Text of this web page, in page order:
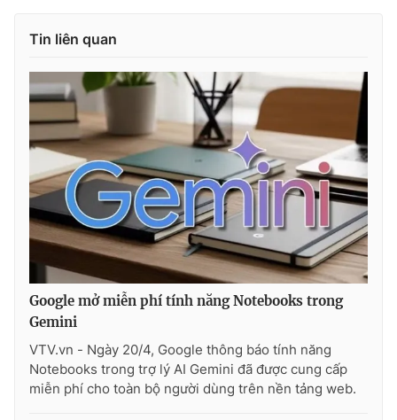
Tin liên quan
Google mở miễn phí tính năng Notebooks trong
Gemini
VTV.vn - Ngày 20/4, Google thông báo tính năng
Notebooks trong trợ lý AI Gemini đã được cung cấp
miễn phí cho toàn bộ người dùng trên nền tảng web.